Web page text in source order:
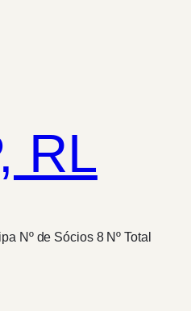
RL
Nº de Sócios 8 Nº Total